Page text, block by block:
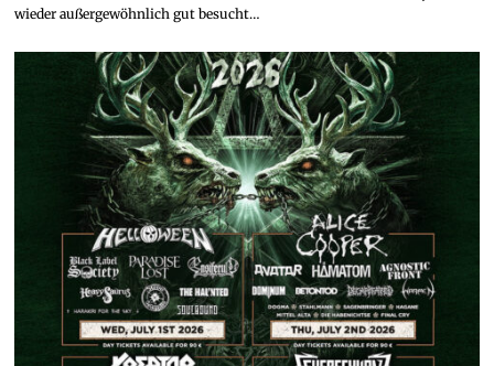
wieder außergewöhnlich gut besucht…